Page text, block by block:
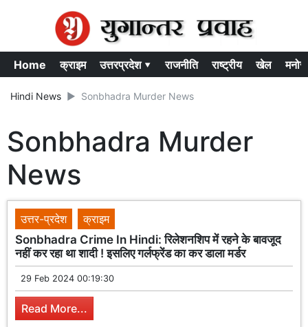
Home क्राइम उत्तरप्रदेश ▾ राजनीति राष्ट्रीय खेल
Hindi News Sonbhadra Murder News
Sonbhadra Murder
News
उत्तर-प्रदेश
क्राइम
Sonbhadra Crime In Hindi: रिलेशनशिप में रहने के बावजूद
नहीं कर रहा था शादी ! इसलिए गर्लफ्रेंड का कर डाला मर्डर
29 Feb 2024 00:19:30
Read More...